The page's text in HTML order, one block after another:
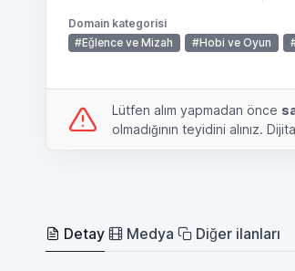
Domain kategorisi
#Eğlence ve Mizah
#Hobi ve Oyun
Lütfen alım yapmadan önce
olmadığının teyidini alınız.
Detay Medya Diğer ilanları